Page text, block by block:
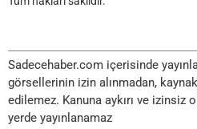
Sadecehaber.com içerisinde
görsellerinin izin alınmadan,
edilemez. Kanuna aykırı ve izinsiz
yerde yayınlanamaz